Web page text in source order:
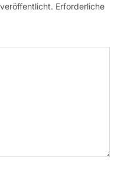
Erforderliche